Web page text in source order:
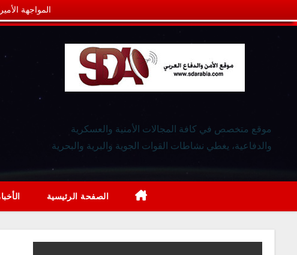
المواجهة
موقع متخصص في كافة المجالات الأمنية والعسكرية
والدفاعية، يغطي نشاطات القوات الجوية والبرية والبحرية
الصفحة الرئيسية